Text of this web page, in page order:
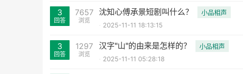
3
回答
7657
浏览
沈知心傅承景短剧叫什么？
小品相声
2025-11-11 18:13:15
3
回答
1297
浏览
汉字"山"的由来是怎样的？
小品相声
2025-11-11 05:28:18